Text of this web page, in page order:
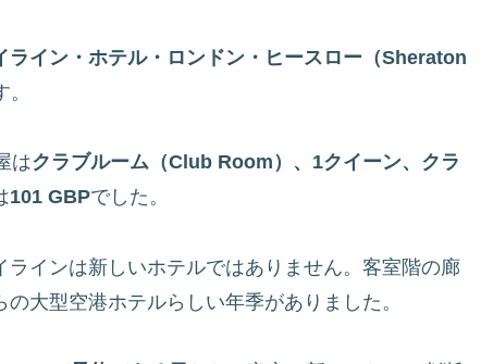
ライン・ホテル・ロンドン・ヒースロー（Sheraton
。
はクラブルーム（Club Room）、1クイーン、クラ
101 GBPでした。
インは新しいホテルではありません。客室階の廊
大型空港ホテルらしい年季がありました。